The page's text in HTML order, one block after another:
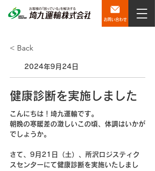
お問い合わせ
< Back
2024年9月24日
健康診断を実施しました
こんにちは！埼九運輸です。
朝晩の寒暖差の激しいこの頃、体調はいかが
でしょうか。
さて、9月21日（土）、所沢ロジスティク
スセンターにて健康診断を実施いたしまし